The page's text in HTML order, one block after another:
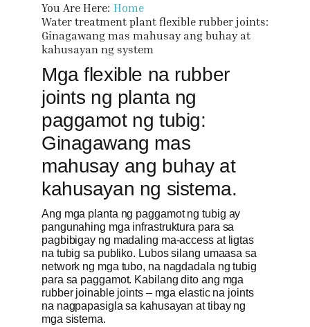
Teknikal na
Lahat ng
Kumuha ng
You Are Here: Home
Water treatment plant flexible rubber joints:
Ginagawang mas mahusay ang buhay at
kahusayan ng system
Mga flexible na rubber
joints ng planta ng
paggamot ng tubig:
Ginagawang mas
mahusay ang buhay at
kahusayan ng sistema.
Ang mga planta ng paggamot ng tubig ay
pangunahing mga infrastruktura para sa
pagbibigay ng madaling ma-access at ligtas
na tubig sa publiko. Lubos silang umaasa sa
network ng mga tubo, na nagdadala ng tubig
para sa paggamot. Kabilang dito ang mga
rubber joinable joints – mga elastic na joints
na nagpapasigla sa kahusayan at tibay ng
mga sistema.